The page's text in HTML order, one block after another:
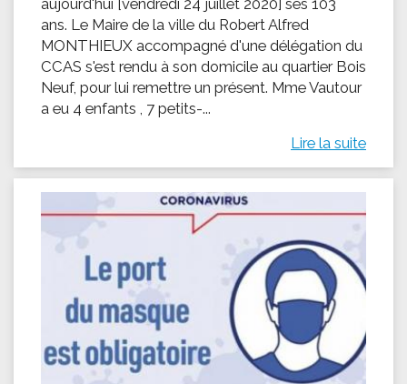
ans. Le Maire de la ville du Robert Alfred
MONTHIEUX accompagné d'une délégation du
CCAS s'est rendu à son domicile au quartier Bois
Neuf, pour lui remettre un présent. Mme Vautour
a eu 4 enfants , 7 petits-...
Lire la suite